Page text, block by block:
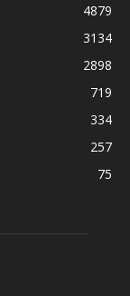
4879
3134
2898
719
334
257
75